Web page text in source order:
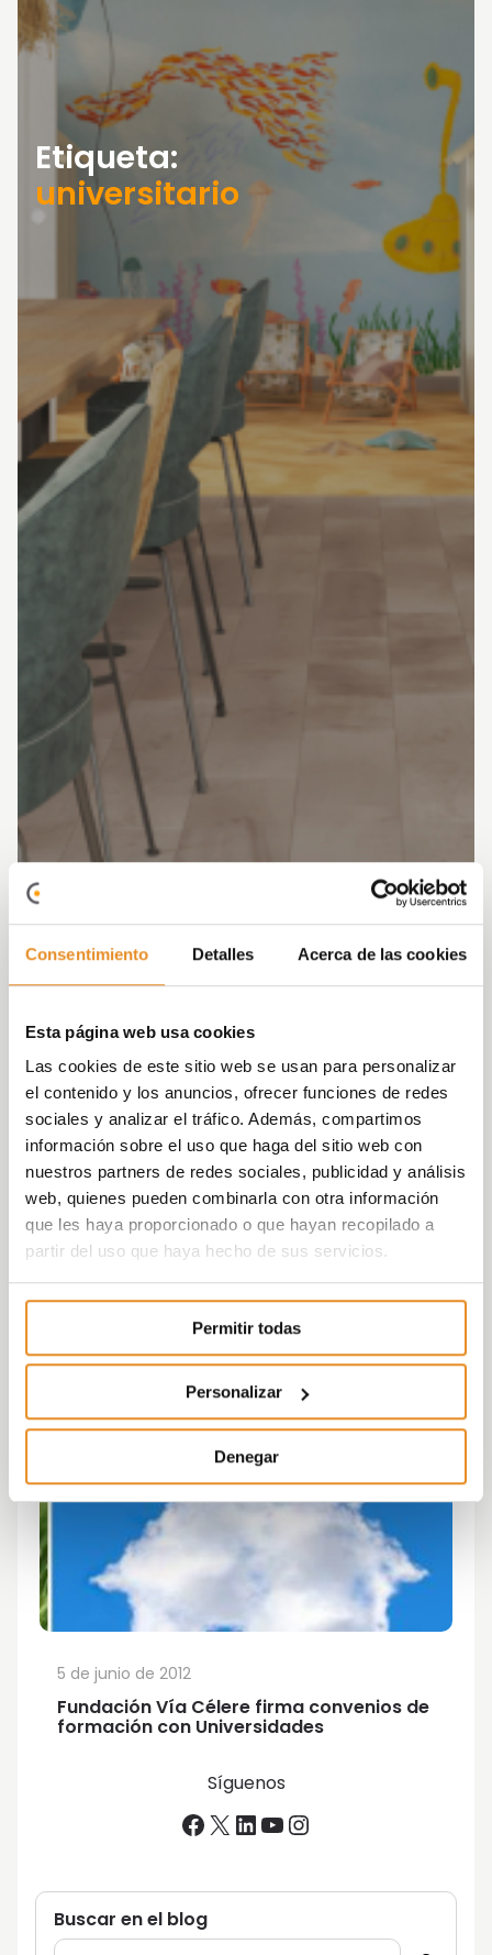
Consentimiento Detalles Acerca de las cookies
Esta página web usa cookies
Las cookies de este sitio web se usan para personalizar
el contenido y los anuncios, ofrecer funciones de redes
sociales y analizar el tráfico. Además, compartimos
información sobre el uso que haga del sitio web con
nuestros partners de redes sociales, publicidad y análisis
web, quienes pueden combinarla con otra información
que les haya proporcionado o que hayan recopilado a
partir del uso que haya hecho de sus servicios.
Permitir todas
Personalizar
Denegar
Etiqueta:
universitario
Fundación Vía Célere firma convenios de
formación con Universidades
5 de junio de 2012
Síguenos
Facebook
X LinkedIn
YouTube
Instagram
Buscar en el blog